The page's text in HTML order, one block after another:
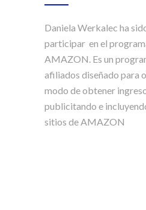
Daniela Werkalec ha
participar en el
AMAZON. Es un
afiliados diseñado para
modo de obtener
publicitando e
sitios de AMAZON